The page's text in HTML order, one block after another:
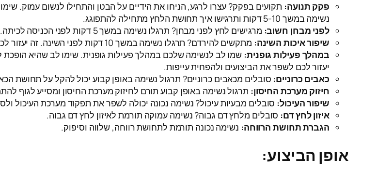
פקק תנועה: תקועים בפקק? עצרו לרגע, הניחו את הידיים על הבטן והתחילו לנשום עמוק.
נשימה במשך 5-10 דקות ותרגישו איך תחושת הלחץ מתחילה להתפוגג.
לפני מבחן חשוב: מרגישים לחץ לפני מבחן? תרגלו נשימה במשך 5 דקות לפני הכניסה לכיתה. זה יעזור לכם להירגע ולשפר את הריכוז.
שיפור איכות השינה: מתקשים להירדם? תרגלו נשימה במשך 10 דקות לפני השינה. זה יעזור לכם להירגע ולהירדם מהר יותר.
במהלך פעילות גופנית: שמו לב לנשימה שלכם במהלך פעילות גופנית. שימו לב שהיא הופכת
יעזור לכם לשפר את הביצועים ולהפחית עייפות.
כאבים כרוניים: סובלים מכאבים כרוניים? תרגול נשימה באופן קבוע יכול להקל על תחושת
חיזוק מערכת החיסון: תרגול נשימה באופן קבוע תורם לחיזוק מערכת החיסון ומסייע לגוף
שיפור העיכול: סובלים מבעיות עיכול? נשימה נכונה יכולה לשפר את תפקוד מערכת העיכול
איזון לחץ דם: סובלים מלחץ דם גבוה? נשימה עמוקה תורמת לאיזון לחץ דם גבוה.
הגברת תחושת הרווחה: נשימה נכונה תורמת לתחושת רווחה, שלווה וסיפוק.
אופן הביצוע: